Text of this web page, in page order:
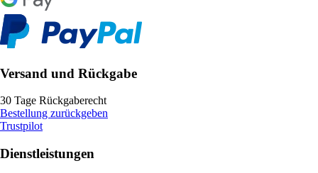
Versand und Rückgabe
30 Tage Rückgaberecht
Bestellung zurückgeben
Trustpilot
Dienstleistungen